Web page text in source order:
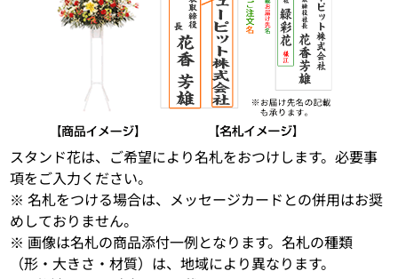
スタンド花は、ご希望により名札をおつけします。必要事
項をご入力ください。
※ 名札をつける場合は、メッセージカードとの併用はお奨
めしておりません。
※ 画像は名札の商品添付一例となります。名札の種類
（形・大きさ・材質）は、地域により異なります。